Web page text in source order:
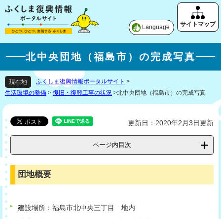
Language
北中央団地（福島市）の完成写真
現在地 ふくしま復興情報ポータルサイト >
生活環境の整備 > 復旧・復興工事の状況 >北中央団地（福島市）の完成写真
更新日：2020年2月3日更新
ページ内目次
団地概要
建設場所：福島市北中央三丁目 地内